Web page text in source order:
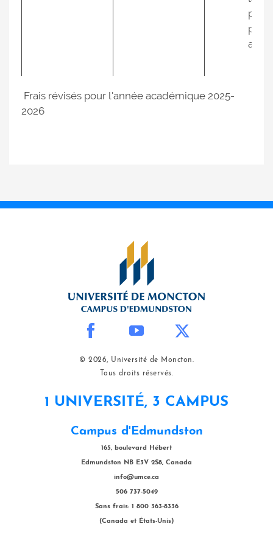
ale
Frais révisés pour l'année académique 2025-
2026
© 2026, Université de Moncton.
Tous droits réservés.
1 UNIVERSITÉ, 3 CAMPUS
Campus d'Edmundston
165, boulevard Hébert
Edmundston NB E3V 2S8, Canada
info@umce.ca
506 737-5049
Sans frais: 1 800 363-8336
(Canada et États-Unis)